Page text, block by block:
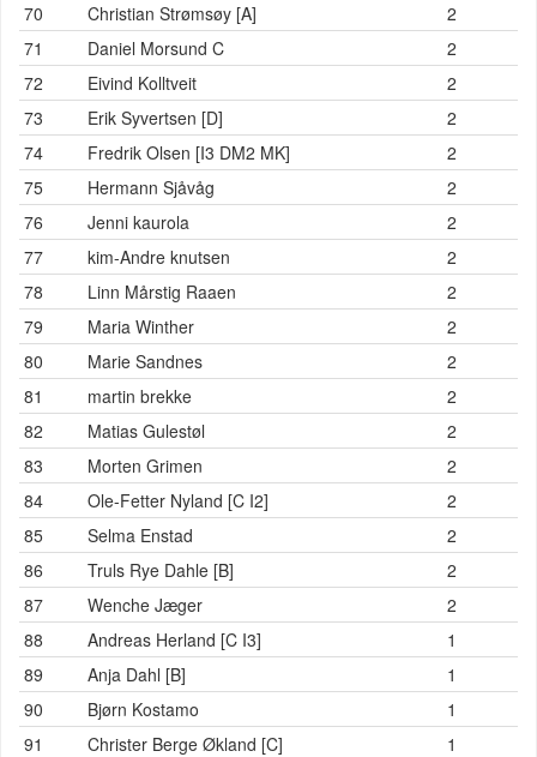
70
Christian Strømsøy [A]
2
71
Daniel Morsund C
2
72
Eivind Kolltveit
2
73
Erik Syvertsen [D]
2
74
Fredrik Olsen [I3 DM2 MK]
2
75
Hermann Sjåvåg
2
76
Jenni kaurola
2
77
kim-Andre knutsen
2
78
Linn Mårstig Raaen
2
79
Maria Winther
2
80
Marie Sandnes
2
81
martin brekke
2
82
Matias Gulestøl
2
83
Morten Grimen
2
84
Ole-Fetter Nyland [C I2]
2
85
Selma Enstad
2
86
Truls Rye Dahle [B]
2
87
Wenche Jæger
2
88
Andreas Herland [C I3]
1
89
Anja Dahl [B]
1
90
Bjørn Kostamo
1
91
Christer Berge Økland [C]
1